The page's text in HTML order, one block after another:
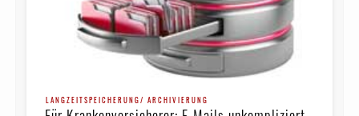
LANGZEITSPEICHERUNG/ ARCHIVIERUNG